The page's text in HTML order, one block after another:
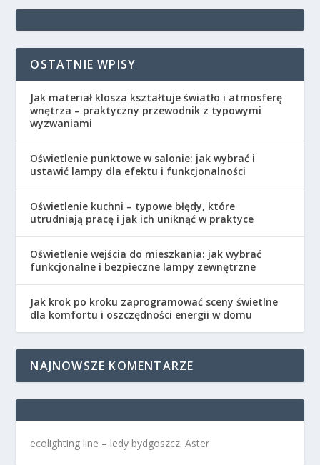
OSTATNIE WPISY
Jak materiał klosza kształtuje światło i atmosferę
wnętrza – praktyczny przewodnik z typowymi
wyzwaniami
Oświetlenie punktowe w salonie: jak wybrać i
ustawić lampy dla efektu i funkcjonalności
Oświetlenie kuchni – typowe błędy, które
utrudniają pracę i jak ich uniknąć w praktyce
Oświetlenie wejścia do mieszkania: jak wybrać
funkcjonalne i bezpieczne lampy zewnętrzne
Jak krok po kroku zaprogramować sceny świetlne
dla komfortu i oszczędności energii w domu
NAJNOWSZE KOMENTARZE
ecolighting line – ledy bydgoszcz. Aster